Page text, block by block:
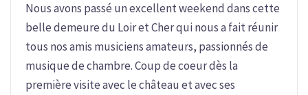
Nous avons passé un excellent weekend dans cette
belle demeure du Loir et Cher qui nous a fait réunir
tous nos amis musiciens amateurs, passionnés de
musique de chambre. Coup de coeur dès la
première visite avec le château et avec ses